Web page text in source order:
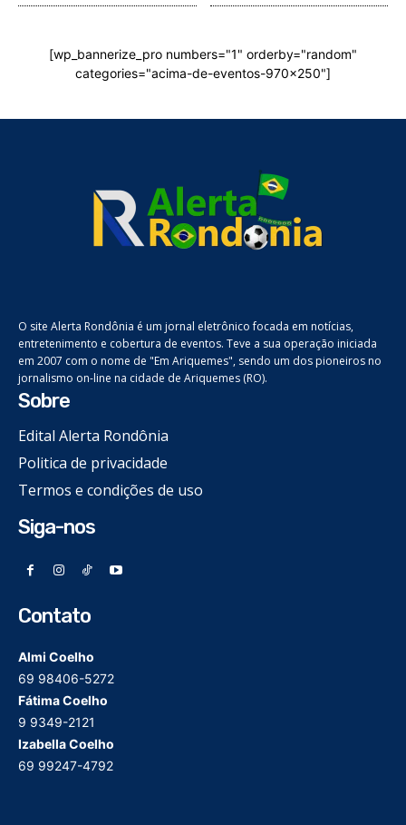
[wp_bannerize_pro numbers="1" orderby="random"
categories="acima-de-eventos-970x250"]
O site Alerta Rondônia é um jornal eletrônico focada em notícias,
entretenimento e cobertura de eventos. Teve a sua operação iniciada
em 2007 com o nome de "Em Ariquemes", sendo um dos pioneiros no
jornalismo on-line na cidade de Ariquemes (RO).
Sobre
Edital Alerta Rondônia
Politica de privacidade
Termos e condições de uso
Siga-nos
Contato
Almi Coelho
69 98406-5272
Fátima Coelho
9 9349-2121
Izabella Coelho
69 99247-4792